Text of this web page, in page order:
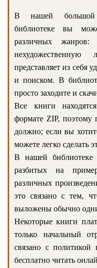
В нашей большой
библиотеке вы
различных
представляет из себя
и поиском. В
просто заходите и
Все книги
формате ZIP, поэтому
должно; если вы
можете легко сделать
В нашей библиотеке
разбитых на
различных
это связано с тем,
выложены обычно
Некоторые книги
только начальный
связано с политикой
бесплатно читать